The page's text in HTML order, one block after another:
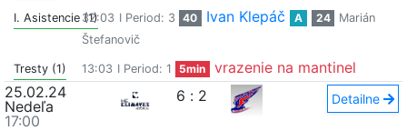
I. Asistencie (1)32:03 I Period: 3 40 Ivan Klepáč A 24
Marián
Štefanovič
Tresty (1) 13:03 I Period: 1 5min
vrazenie na mantinel
25.02.24
Nedeľa
17:00
6 : 2 Detailne